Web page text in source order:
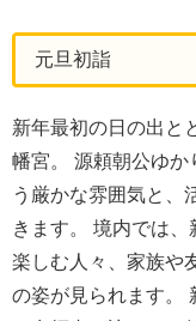
元旦初詣
新年最初の日の出と
幡宮。 源頼朝公ゆ
う厳かな雰囲気と、
きます。 境内では
楽しむ人々、家族や
の姿が見られます。